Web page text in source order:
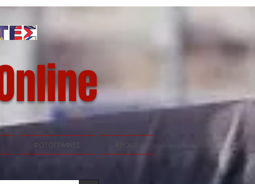
ΦΩΤΟΓΡΑΦΙΕΣ ABOUT